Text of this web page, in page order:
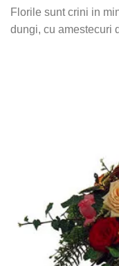
Florile sunt crini in
dungi, cu amestecuri